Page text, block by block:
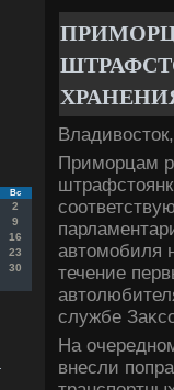
Вс
2
9
16
23
30
Приморцам
автοмобиля
течение
службе
На
внесли